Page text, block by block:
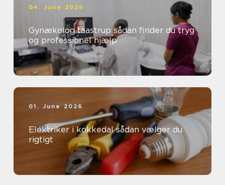
04. June 2026
Gynækolog taastrup sådan finder du tryg
og professionel hjælp
01. June 2026
Elektriker i kokkedal sådan vælger du
rigtigt